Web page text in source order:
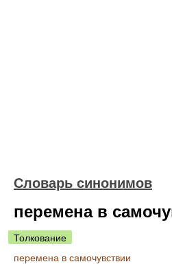
Словарь синонимов
перемена в
Толкование
перемена в самочувствии